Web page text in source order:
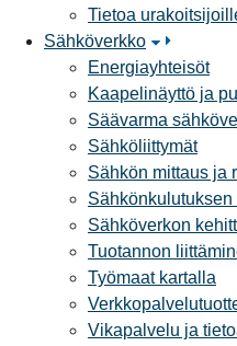
Tietoa
Sähköverkko
Energiayhteisöt
Kaapelinäyttö ja
Säävarma
Sähköliittymät
Sähkön mittaus ja
Sähköverkon
Tuotannon
Työmaat kartalla
Vikapalvelu ja